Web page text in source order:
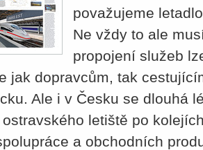
považujeme
Ne vždy to ale
propojení služeb
jak dopravcům, tak
Ale i v Česku se dlouhá
letiště po
a obchodních